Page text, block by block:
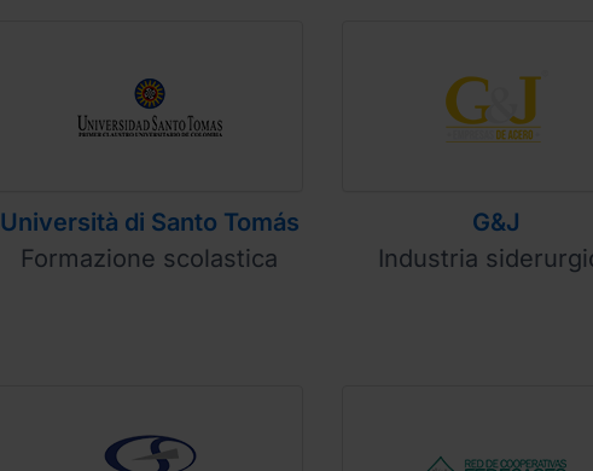
Università di Santo Tomás
Formazione scolastica
G&J
Industria